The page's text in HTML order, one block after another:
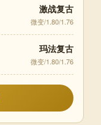
激战复古
微变/1.80/1.76
玛法复古
微变/1.80/1.76